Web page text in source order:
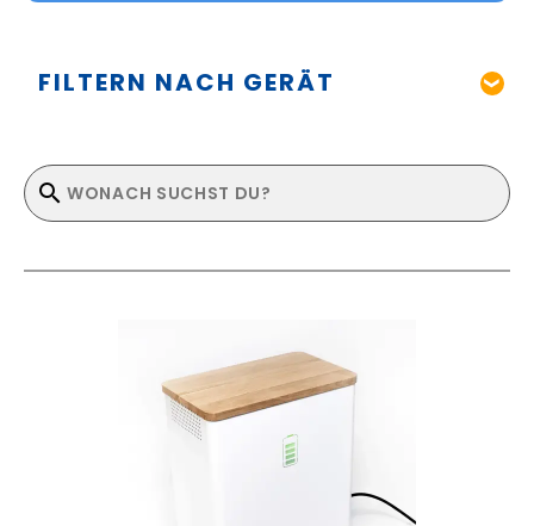
FILTERN NACH GERÄT